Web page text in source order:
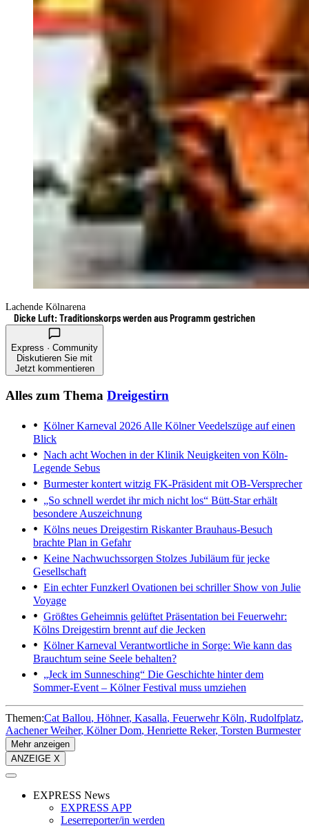
Lachende Kölnarena
Dicke Luft: Traditionskorps werden aus Programm gestrichen
Express · Community
Diskutieren Sie mit
Jetzt kommentieren
Alles zum Thema Dreigestirn
Kölner Karneval 2026 Alle Kölner Veedelszüge auf einen
Blick
Nach acht Wochen in der Klinik Neuigkeiten von Köln-
Legende Sebus
Burmester kontert witzig FK-Präsident mit OB-Versprecher
„So schnell werdet ihr mich nicht los“ Bütt-Star erhält
besondere Auszeichnung
Kölns neues Dreigestirn Riskanter Brauhaus-Besuch
brachte Plan in Gefahr
Keine Nachwuchssorgen Stolzes Jubiläum für jecke
Gesellschaft
Ein echter Funzkerl Ovationen bei schriller Show von Julie
Voyage
Größtes Geheimnis gelüftet Präsentation bei Feuerwehr:
Kölns Dreigestirn brennt auf die Jecken
Kölner Karneval Verantwortliche in Sorge: Wie kann das
Brauchtum seine Seele behalten?
„Jeck im Sunnesching“ Die Geschichte hinter dem
Sommer-Event – Kölner Festival muss umziehen
Themen:Cat Ballou Höhner Kasalla Feuerwehr Köln Rudolfplatz
Aachener Weiher Kölner Dom Henriette Reker Torsten Burmester
Mehr anzeigen
ANZEIGE X
EXPRESS News
EXPRESS APP
Leserreporter/in werden